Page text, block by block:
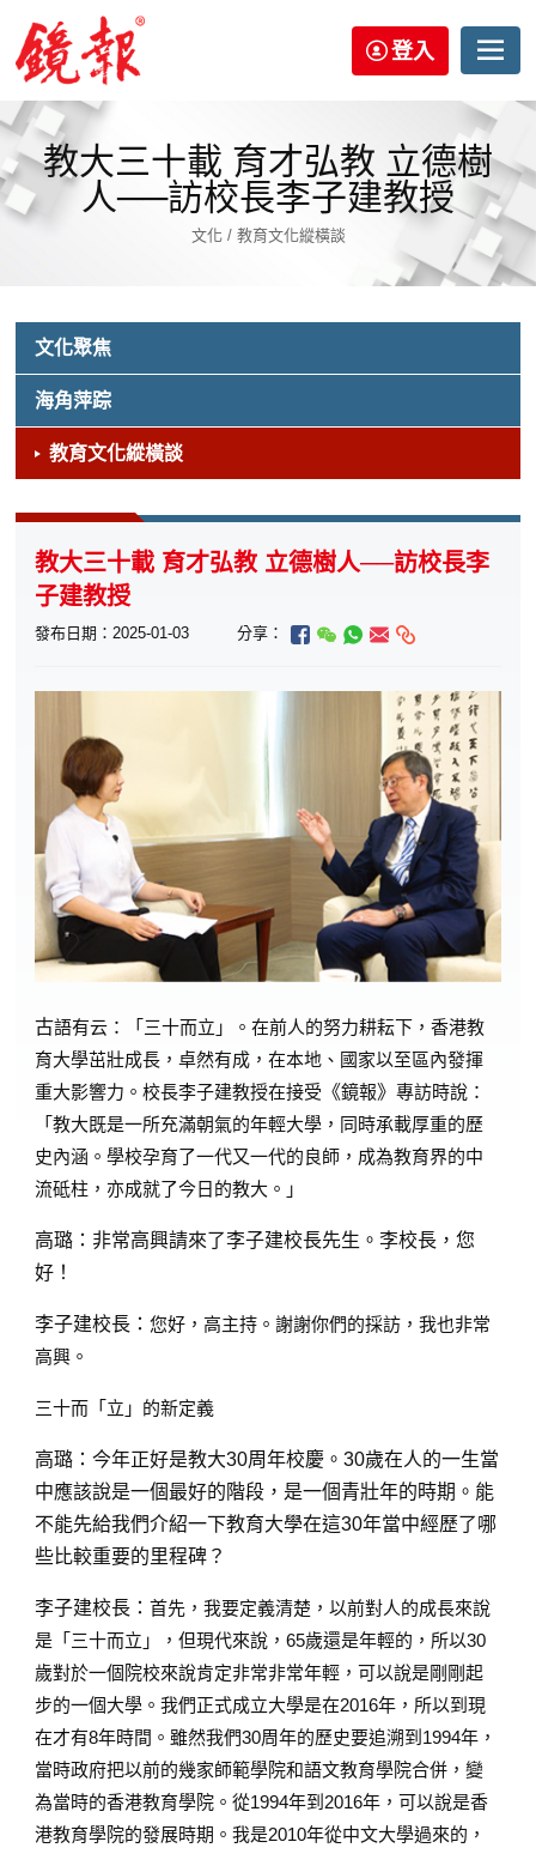
登入
教大三十載 育才弘教 立德樹
人──訪校長李子建教授
文化 / 教育文化縱橫談
文化聚焦
海角萍踪
教育文化縱橫談
教大三十載 育才弘教 立德樹人──訪校長李
子建教授
發布日期：2025-01-03 分享：
古語有云：「三十而立」。在前人的努力耕耘下，香港教
育大學茁壯成長，卓然有成，在本地、國家以至區內發揮
重大影響力。校長李子建教授在接受 《鏡報》專訪時說：
「教大既是一所充滿朝氣的年輕大學，同時承載厚重的歷
史內涵。學校孕育了一代又一代的良師，成為教育界的中
流砥柱，亦成就了今日的教大。」
高璐： 非常高興請來了李子建校長先生。李校長，您
好！
李子建校長：您好，高主持。謝謝你們的採訪，我也非常
高興。
三十而「立」的新定義
高璐：今年正好是教大30周年校慶。30歲在人的一生當
中應該說是一個最好的階段，是一個青壯年的時期。能
不能先給我們介紹一下教育大學在這30年當中經歷了哪
些比較重要的里程碑？
李子建校長：首先，我要定義清楚，以前對人的成長來說
是「三十而立」，但現代來說，65歲還是年輕的，所以30
歲對於一個院校來說肯定非常非常年輕，可以說是剛剛起
步的一個大學。我們正式成立大學是在2016年，所以到現
在才有8年時間。雖然我們30周年的歷史要追溯到1994年，
當時政府把以前的幾家師範學院和語文教育學院合併，變
為當時的香港教育學院。從1994年到2016年，可以說是香
港教育學院的發展時期。我是2010年從中文大學過來的，